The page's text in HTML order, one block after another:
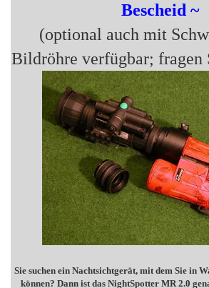
Bescheid ~
(optional auch mit
Bildröhre verfügbar; fragen
Sie suchen ein Nachtsichtgerät, mit dem Sie in
können? Dann ist das NightSpotter MR 2.0